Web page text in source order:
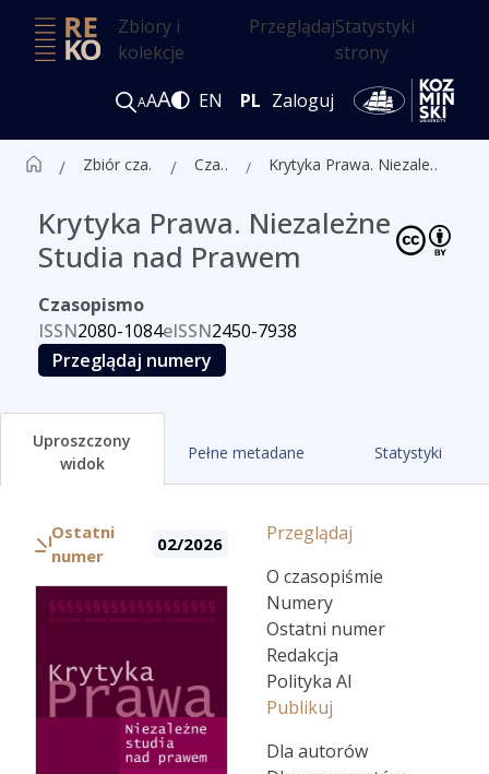
Zbiory i
kolekcje
PrzeglądajStatystyki
strony
AAA EN PL Zaloguj
Zbiór czasopism ALK Czasopisma Krytyka Prawa. Niezależne Studia nad Prawem
Krytyka Prawa. Niezależne
Studia nad Prawem
Czasopismo
ISSN2080-1084eISSN2450-7938
Przeglądaj numery
Uproszczony
widok
Pełne metadane Statystyki
Ostatni
numer
02/2026
Przeglądaj
O czasopiśmie
Numery
Ostatni numer
Redakcja
Polityka AI
Publikuj
Dla autorów